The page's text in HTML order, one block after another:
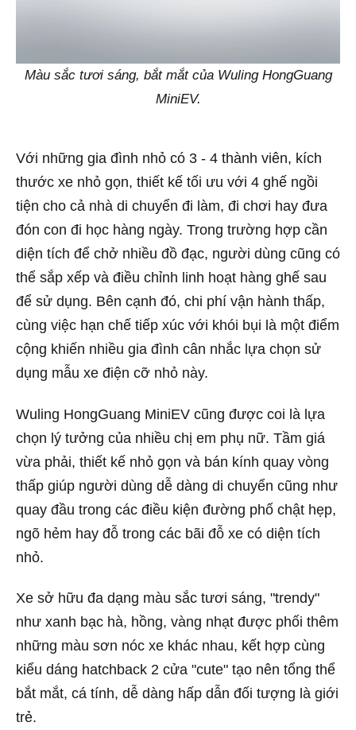
Màu sắc tươi sáng, bắt mắt của Wuling HongGuang
MiniEV.
Với những gia đình nhỏ có 3 - 4 thành viên, kích
thước xe nhỏ gọn, thiết kế tối ưu với 4 ghế ngồi
tiện cho cả nhà di chuyển đi làm, đi chơi hay đưa
đón con đi học hàng ngày. Trong trường hợp cần
diện tích để chở nhiều đồ đạc, người dùng cũng có
thể sắp xếp và điều chỉnh linh hoạt hàng ghế sau
để sử dụng. Bên cạnh đó, chi phí vận hành thấp,
cùng việc hạn chế tiếp xúc với khói bụi là một điểm
cộng khiến nhiều gia đình cân nhắc lựa chọn sử
dụng mẫu xe điện cỡ nhỏ này.
Wuling HongGuang MiniEV cũng được coi là lựa
chọn lý tưởng của nhiều chị em phụ nữ. Tầm giá
vừa phải, thiết kế nhỏ gọn và bán kính quay vòng
thấp giúp người dùng dễ dàng di chuyển cũng như
quay đầu trong các điều kiện đường phố chật hẹp,
ngõ hẻm hay đỗ trong các bãi đỗ xe có diện tích
nhỏ.
Xe sở hữu đa dạng màu sắc tươi sáng, "trendy"
như xanh bạc hà, hồng, vàng nhạt được phối thêm
những màu sơn nóc xe khác nhau, kết hợp cùng
kiểu dáng hatchback 2 cửa "cute" tạo nên tổng thể
bắt mắt, cá tính, dễ dàng hấp dẫn đối tượng là giới
trẻ.